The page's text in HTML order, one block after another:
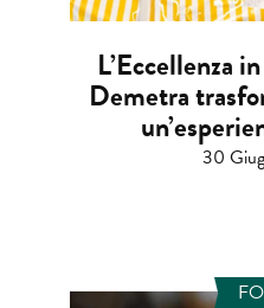
L’Eccellenza
Demetra
30